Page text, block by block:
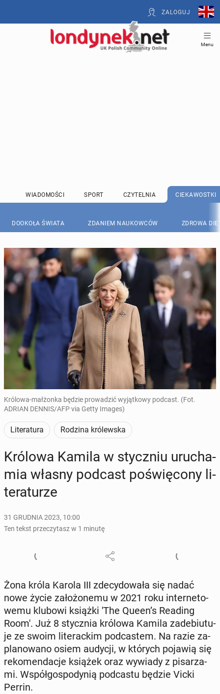
ZALOGUJ
Menu
WIADOMOŚCI SPORT CZYTELNIA CIEKAWOSTKI
DOOKOŁA ŚWIATA ZDANIEM NAUKOWCÓW ZDROWA
Królowa-małżonka będzie prowadzić wyjątkowy podcast. (Fot.
ADRIAN DENNIS/AFP via Getty Images)
Literatura Rodzina królewska
Królowa Kamila w stycz­niu uru­cha­
mia własny podcast po­świę­co­ny li­
te­ra­tu­rze
31 GRUDNIA 2023, 10:00
Ten tekst przeczytasz w 1 minutę
Żona króla Karola III zde­cy­do­wa­ła się nadać
nowe życie za­ło­żo­ne­mu w 2021 roku in­ter­ne­to­
we­mu klubowi książki 'The Queen’s Reading
Room'. Już 8 stycz­nia królowa Kamila za­de­biu­tu­
je ze swoim li­te­rac­kim pod­ca­stem. Na razie za­
pla­no­wa­no osiem audycji, w których pojawią się
re­ko­men­da­cje książek oraz wywiady z pi­sa­rza­
mi. Współ­go­spo­dy­nią pod­ca­stu będzie Vicki
Perrin.